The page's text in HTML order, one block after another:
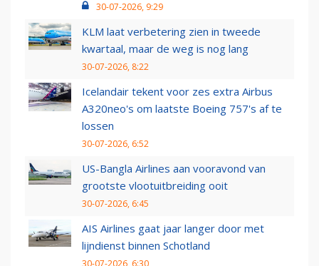
30-07-2026, 9:29
KLM laat verbetering zien in tweede
kwartaal, maar de weg is nog lang
30-07-2026, 8:22
Icelandair tekent voor zes extra Airbus
A320neo's om laatste Boeing 757's af te
lossen
30-07-2026, 6:52
US-Bangla Airlines aan vooravond van
grootste vlootuitbreiding ooit
30-07-2026, 6:45
AIS Airlines gaat jaar langer door met
lijndienst binnen Schotland
30-07-2026, 6:30